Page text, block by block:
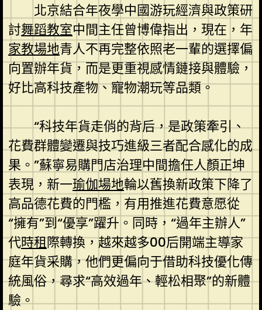
北京結合年夜學中國游玩經濟與政策研
討舞蹈教室中間主任曾博偉指出，現在，年
家教場地青人不再完整依照老一輩的選擇偏
向置辦年貨，而是更重視感情鏈接與體驗，
好比高科技產物、寵物潮玩等品類。
“科技年貨走俏的背后，是政策牽引、
花費群體變遷與技巧進級三者配合感化的成
果。”蘇寧易購門店治理中間擔任人顏正坤
表現，新一瑜伽場地輪以舊換新政策下降了
高品德花費的門檻，有用推進花費意愿從
“擁有”到“優享”躍升。同時，“過年主辦人”
代時租際轉換，越來越多00后開端主導家
庭年貨采購，他們更偏向于借助科技優化傳
統風俗，尋求“高效過年、輕松相聚”的新體
驗。